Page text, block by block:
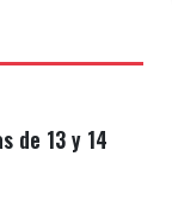
de 13 y 14